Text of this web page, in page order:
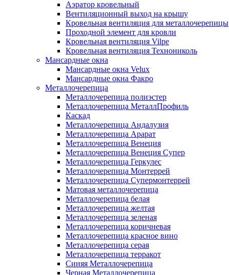
Аэратор кровельный
Вентиляционный выход на крышу
Кровельная вентиляция для металлочерепицы
Проходной элемент для кровли
Кровельная вентиляция Vilpe
Кровельная вентиляция Технониколь
Мансардные окна
Мансардные окна Velux
Мансардные окна Факро
Металлочерепица
Металлочерепица полиэстер
Металлочерепица МеталлПрофиль
Каскад
Металлочерепица Андалузия
Металлочерепица Арарат
Металлочерепица Венеция
Металлочерепица Венеция Супер
Металлочерепица Геркулес
Металлочерепица Монтеррей
Металлочерепица Супермонтеррей
Матовая металлочерепица
Металлочерепица белая
Металлочерепица желтая
Металлочерепица зеленая
Металлочерепица коричневая
Металлочерепица красное вино
Металлочерепица серая
Металлочерепица терракот
Синяя Металлочерепица
Черная Металлочерепица